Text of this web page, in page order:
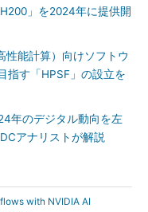
」を2024年に提供開
性能計算）向けソフトウ
指す「HPSF」の設立を
年のデジタル動向を左
アナリストが解説
with NVIDIA AI